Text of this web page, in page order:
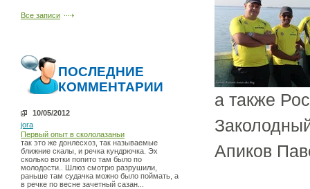
Все записи
ПОСЛЕДНИЕ
КОММЕНТАРИИ
10/05/2012
jora
Первый опыт в скололазаньи
так это же донлесхоз, так называемые
ближние скалы, и речка кундрючка. Эх
сколько вотки попито там было по
молодости.. Шлюз смотрю разрушили,
раньше там судачка можно было поймать, а
в речке по весне зачетный сазан...
а также
Апиков